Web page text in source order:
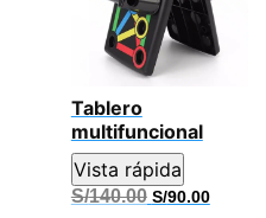
Tablero
multifuncional
Vista rápida
S/140.00 El
S/90.00El